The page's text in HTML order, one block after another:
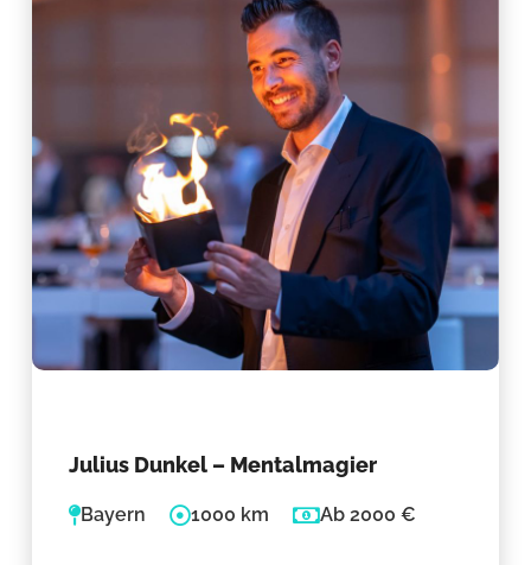
Julius Dunkel – Mentalmagier
Bayern 1000 km Ab 2000 €